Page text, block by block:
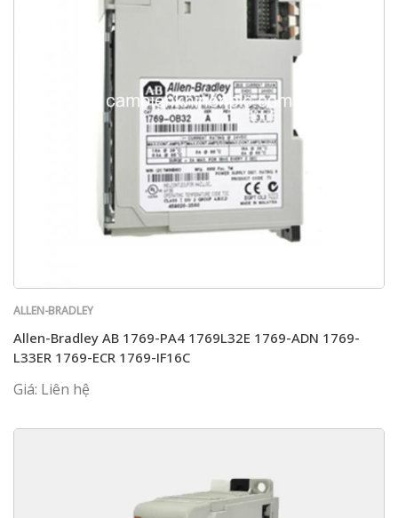
ALLEN-BRADLEY
Allen-Bradley AB 1769-PA4 1769L32E 1769-ADN 1769-
L33ER 1769-ECR 1769-IF16C
Giá: Liên hệ